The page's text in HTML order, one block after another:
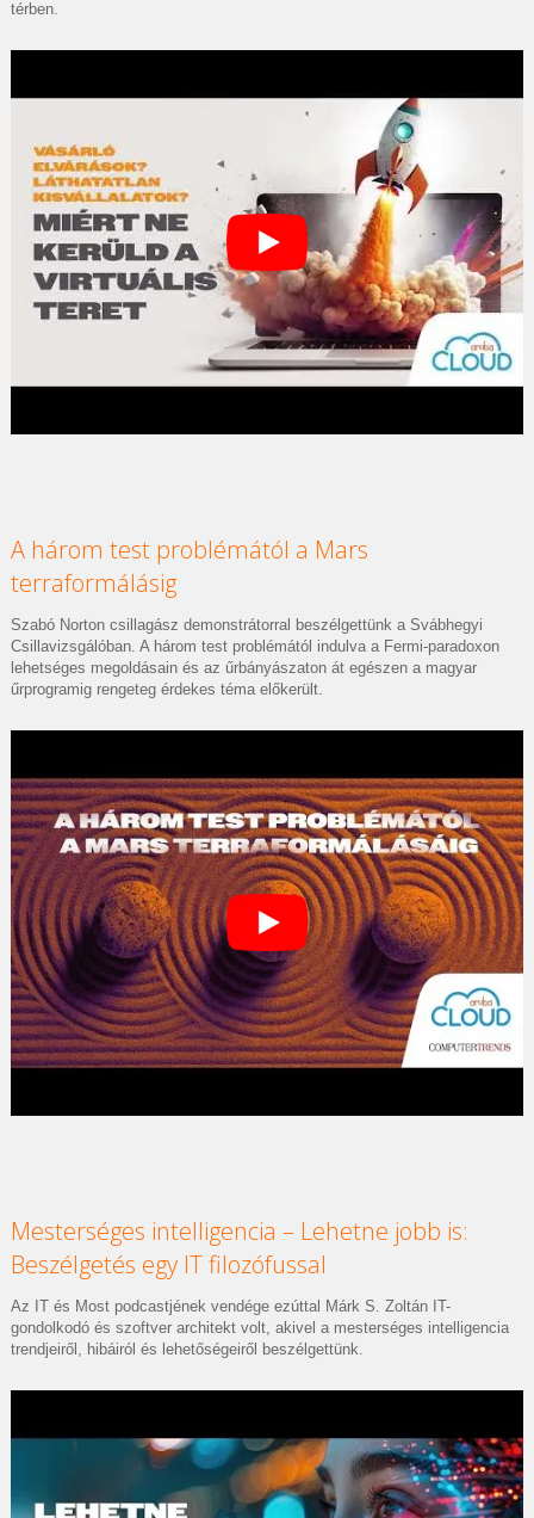
térben.
A három test problémától a Mars
terraformálásig
Szabó Norton csillagász demonstrátorral beszélgettünk a Svábhegyi
Csillavizsgálóban. A három test problémától indulva a Fermi-paradoxon
lehetséges megoldásain és az űrbányászaton át egészen a magyar
űrprogramig rengeteg érdekes téma előkerült.
Mesterséges intelligencia – Lehetne jobb is:
Beszélgetés egy IT filozófussal
Az IT és Most podcastjének vendége ezúttal Márk S. Zoltán IT-
gondolkodó és szoftver architekt volt, akivel a mesterséges intelligencia
trendjeiről, hibáiról és lehetőségeiről beszélgettünk.